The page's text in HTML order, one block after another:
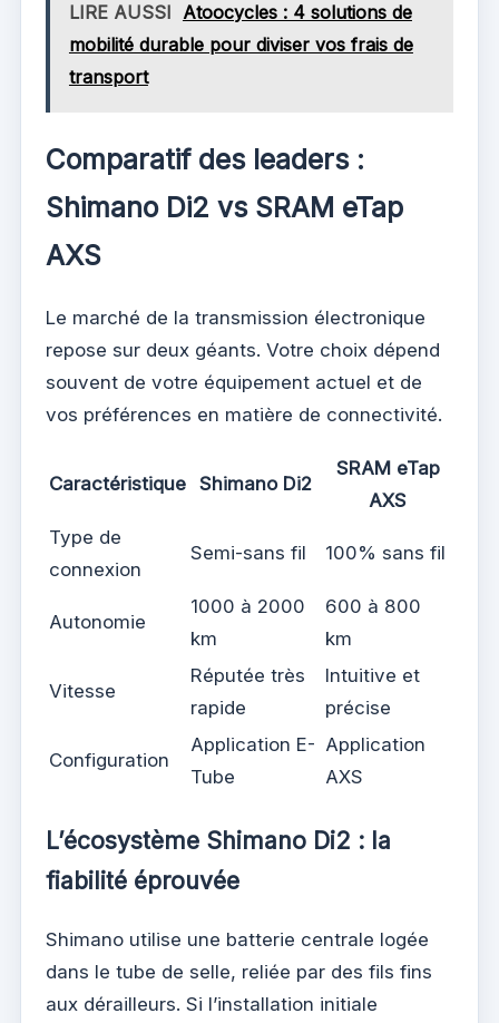
LIRE AUSSI Atoocycles : 4 solutions de
mobilité durable pour diviser vos frais de
transport
Comparatif des leaders :
Shimano Di2 vs SRAM eTap
AXS
Le marché de la transmission électronique
repose sur deux géants. Votre choix dépend
souvent de votre équipement actuel et de
vos préférences en matière de connectivité.
Caractéristique Shimano Di2
SRAM eTap
AXS
Type de
connexion
Semi-sans fil 100% sans fil
Autonomie
1000 à 2000
km
600 à 800
km
Vitesse
Réputée très
rapide
Intuitive et
précise
Configuration
Application E-
Tube
Application
AXS
L’écosystème Shimano Di2 : la
fiabilité éprouvée
Shimano utilise une batterie centrale logée
dans le tube de selle, reliée par des fils fins
aux dérailleurs. Si l’installation initiale